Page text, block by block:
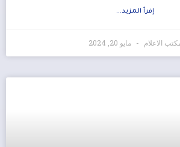
إفرأ المزيد...
الاعلام مايو 20, 2024